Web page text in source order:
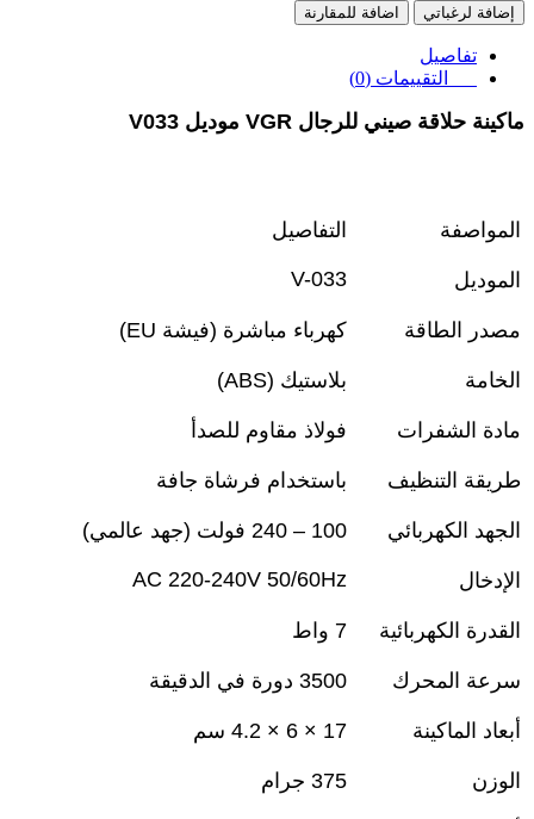
إضافة لرغباتي
اضافة للمقارنة
تفاصيل
التقييمات (0)
ماكينة حلاقة صيني للرجال VGR موديل V033
المواصفة التفاصيل
الموديل V-033
مصدر الطاقة كهرباء مباشرة (فيشة
الخامة بلاستيك (ABS)
مادة الشفرات فولاذ مقاوم للصدأ
طريقة التنظيف باستخدام فرشاة جافة
الجهد الكهربائي 100 – 240 فولت (جهد عالمي)
الإدخال AC 220-240V 50/60Hz
القدرة الكهربائية 7 واط
سرعة المحرك 3500 دورة في الدقيقة
أبعاد الماكينة 17 × 6 × 4.2 سم
الوزن 375 جرام